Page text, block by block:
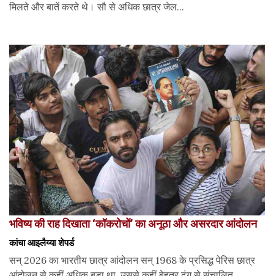
मिलते और बातें करते थे। सौ से अधिक छात्र जेल...
भविष्य की राह दिखाता ‘कॉकरोचों’ का अनूठा और असरदार आंदोलन
कांचा आइलैय्या शेपर्ड
सन् 2026 का भारतीय छात्र आंदोलन सन् 1968 के प्रसिद्ध पेरिस छात्र